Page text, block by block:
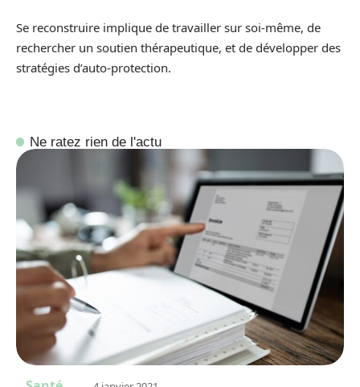
Se reconstruire implique de travailler sur soi-même, de
rechercher un soutien thérapeutique, et de développer des
stratégies d’auto-protection.
Ne ratez rien de l'actu